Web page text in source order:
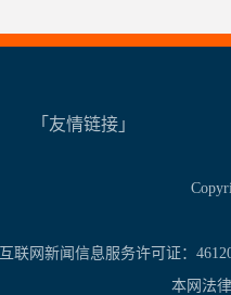
「友情链接」
互联网新闻信息服务许可证：
本网法